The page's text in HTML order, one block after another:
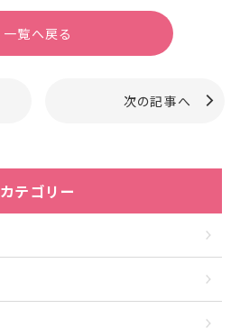
一覧へ戻る
次の記事へ
カテゴリー